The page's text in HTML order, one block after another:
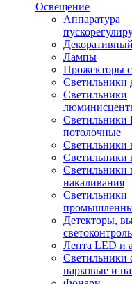
Освещение
Аппаратура
Лампы
Прожекторы
Светильники
Светильники
Светильники
потолочные
Светильники
Светильники
Светильники
накаливания
Светильники
Детекторы,
Лента LED и
Светильники
парковые и